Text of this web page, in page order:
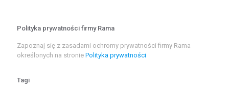
Polityka prywatności firmy Rama
Zapoznaj się z zasadami ochromy prywatności firmy Rama
określonych na stronie Polityka prywatności
Tagi